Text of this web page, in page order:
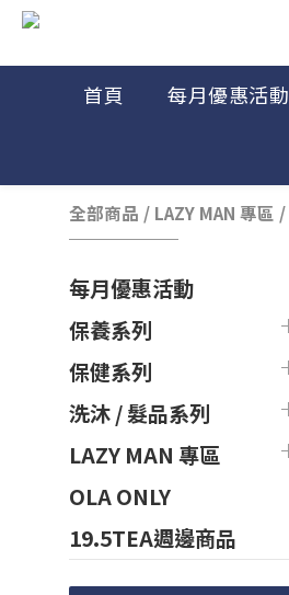
首頁 每月優惠活動
全部商品 / LAZY MAN 專區 /
每月優惠活動
保養系列
保健系列
洗沐 / 髮品系列
LAZY MAN 專區
OLA ONLY
19.5TEA週邊商品